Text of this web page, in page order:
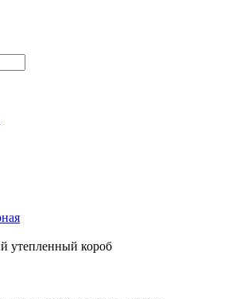
утепленный короб